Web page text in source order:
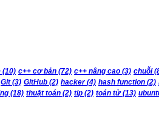
(10) c++ cơ bản (72) c++ nâng cao (3) chuỗi
Git(3) GitHub (2) hacker(4) hash function (2)
(18) thuật toán (2) tip (2) toán tử(13)